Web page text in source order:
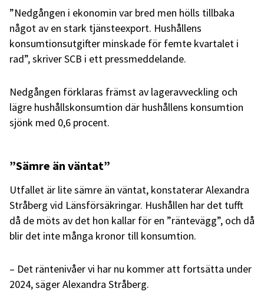
”Nedgången i ekonomin var bred men hölls tillbaka
något av en stark tjänsteexport. Hushållens
konsumtionsutgifter minskade för femte kvartalet i
rad”, skriver SCB i ett pressmeddelande.
Nedgången förklaras främst av lageravveckling och
lägre hushållskonsumtion där hushållens konsumtion
sjönk med 0,6 procent.
”Sämre än väntat”
Utfallet är lite sämre än väntat, konstaterar Alexandra
Stråberg vid Länsförsäkringar. Hushållen har det tufft
då de möts av det hon kallar för en ”räntevägg”, och då
blir det inte många kronor till konsumtion.
– Det räntenivåer vi har nu kommer att fortsätta under
2024, säger Alexandra Stråberg.